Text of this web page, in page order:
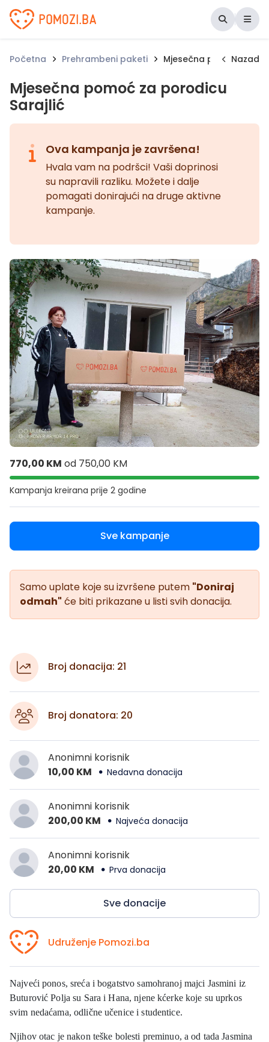
Udruženje Pomozi.ba
Početna Prehrambeni paketi Mjesečna pomoć za
Nazad
Mjesečna pomoć za porodicu
Sarajlić
Ova kampanja je završena!
Hvala vam na podršci! Vaši doprinosi
su napravili razliku. Možete i dalje
pomagati donirajući na druge aktivne
kampanje.
770,00 KM od 750,00 KM
Kampanja kreirana prije 2 godine
Sve kampanje
Samo uplate koje su izvršene putem "Doniraj
odmah" će biti prikazane u listi svih donacija.
Broj donacija: 21
Broj donatora: 20
Anonimni korisnik
10,00 KM
Nedavna donacija
Anonimni korisnik
200,00 KM
Najveća donacija
Anonimni korisnik
20,00 KM
Prva donacija
Sve donacije
Udruženje Pomozi.ba
Najveći ponos, sreća i bogatstvo samohranoj majci Jasmini iz
Buturović Polja su Sara i Hana, njene kćerke koje su uprkos
svim nedaćama, odlične učenice i studentice.
Njihov otac je nakon teške bolesti preminuo, a od tada Jasmina